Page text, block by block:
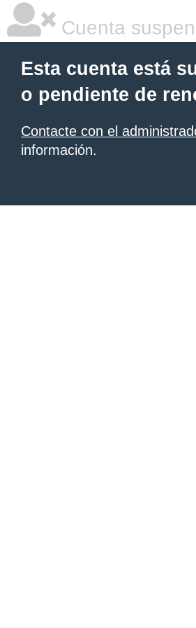
Cuenta
Esta cuenta está
o pendiente de
Contacte con el
información.